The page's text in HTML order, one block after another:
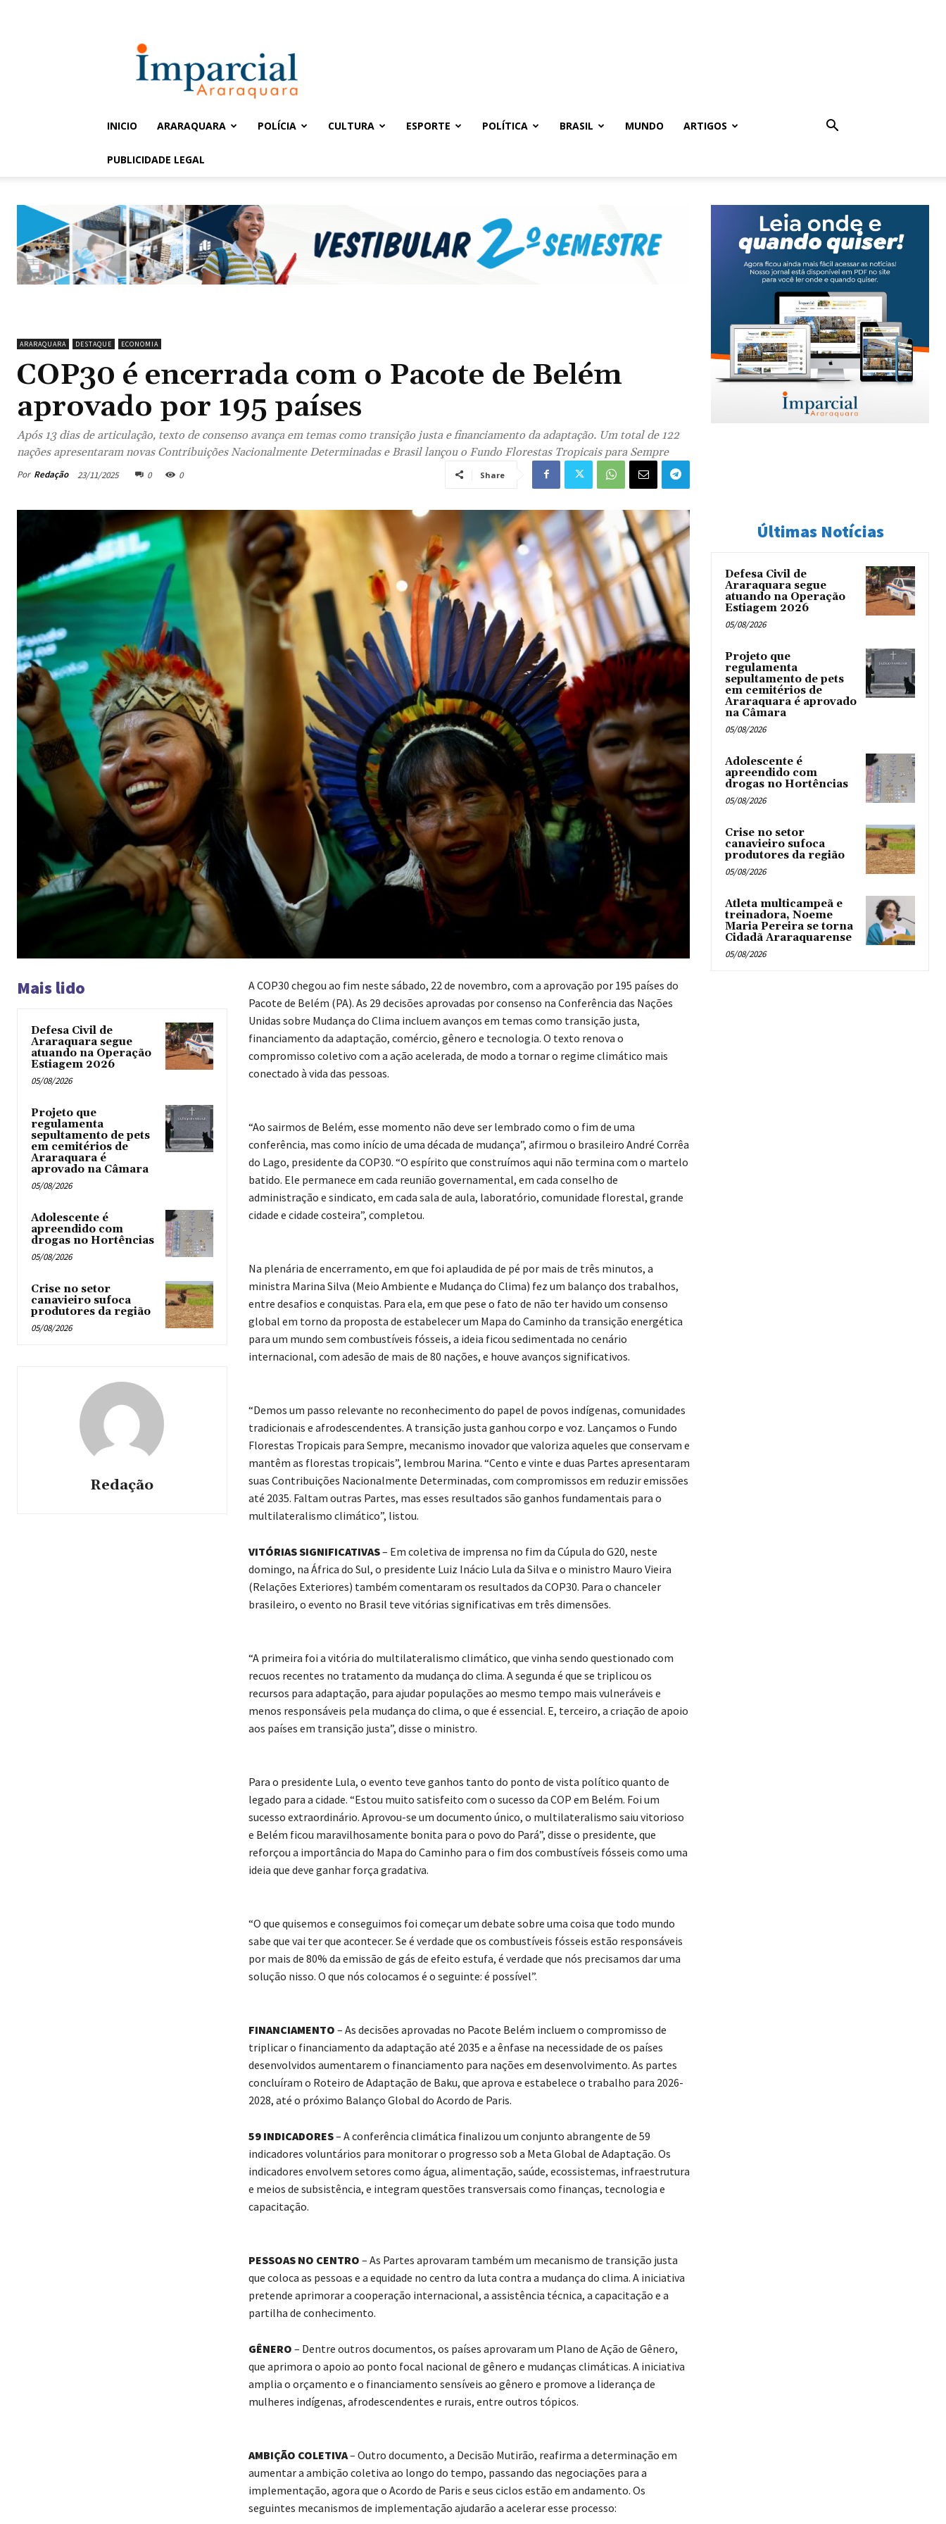
Imparcial
INICIO ARARAQUARA POLÍCIA CULTURA ESPORTE POLÍTICA BRASIL MUNDO ARTIGOS
PUBLICIDADE LEGAL
ARARAQUARA DESTAQUE ECONOMIA
COP30 é encerrada com o Pacote de Belém
aprovado por 195 países
Após 13 dias de articulação, texto de consenso avança em temas como transição justa e financiamento da adaptação. Um total de 122
nações apresentaram novas Contribuições Nacionalmente Determinadas e Brasil lançou o Fundo Florestas Tropicais para Sempre
Por Redação 23/11/2025 0 0 Share
Mais lido
Defesa Civil de
Araraquara segue
atuando na Operação
Estiagem 2026
05/08/2026
Projeto que
regulamenta
sepultamento de pets
em cemitérios de
Araraquara é
aprovado na Câmara
05/08/2026
Adolescente é
apreendido com
drogas no Hortências ‎
05/08/2026
Crise no setor
canavieiro sufoca
produtores da região
05/08/2026
Redação
A COP30 chegou ao fim neste sábado, 22 de novembro, com a aprovação por 195 países do
Pacote de Belém (PA). As 29 decisões aprovadas por consenso na Conferência das Nações
Unidas sobre Mudança do Clima incluem avanços em temas como transição justa,
financiamento da adaptação, comércio, gênero e tecnologia. O texto renova o
compromisso coletivo com a ação acelerada, de modo a tornar o regime climático mais
conectado à vida das pessoas.
“Ao sairmos de Belém, esse momento não deve ser lembrado como o fim de uma
conferência, mas como início de uma década de mudança”, afirmou o brasileiro André Corrêa
do Lago, presidente da COP30. “O espírito que construímos aqui não termina com o martelo
batido. Ele permanece em cada reunião governamental, em cada conselho de
administração e sindicato, em cada sala de aula, laboratório, comunidade florestal, grande
cidade e cidade costeira”, completou.
Na plenária de encerramento, em que foi aplaudida de pé por mais de três minutos, a
ministra Marina Silva (Meio Ambiente e Mudança do Clima) fez um balanço dos trabalhos,
entre desafios e conquistas. Para ela, em que pese o fato de não ter havido um consenso
global em torno da proposta de estabelecer um Mapa do Caminho da transição energética
para um mundo sem combustíveis fósseis, a ideia ficou sedimentada no cenário
internacional, com adesão de mais de 80 nações, e houve avanços significativos.
“Demos um passo relevante no reconhecimento do papel de povos indígenas, comunidades
tradicionais e afrodescendentes. A transição justa ganhou corpo e voz. Lançamos o Fundo
Florestas Tropicais para Sempre, mecanismo inovador que valoriza aqueles que conservam e
mantêm as florestas tropicais”, lembrou Marina. “Cento e vinte e duas Partes apresentaram
suas Contribuições Nacionalmente Determinadas, com compromissos em reduzir emissões
até 2035. Faltam outras Partes, mas esses resultados são ganhos fundamentais para o
multilateralismo climático”, listou.
VITÓRIAS SIGNIFICATIVAS– Em coletiva de imprensa no fim da Cúpula do G20, neste
domingo, na África do Sul, o presidente Luiz Inácio Lula da Silva e o ministro Mauro Vieira
(Relações Exteriores) também comentaram os resultados da COP30. Para o chanceler
brasileiro, o evento no Brasil teve vitórias significativas em três dimensões.
“A primeira foi a vitória do multilateralismo climático, que vinha sendo questionado com
recuos recentes no tratamento da mudança do clima. A segunda é que se triplicou os
recursos para adaptação, para ajudar populações ao mesmo tempo mais vulneráveis e
menos responsáveis pela mudança do clima, o que é essencial. E, terceiro, a criação de apoio
aos países em transição justa”, disse o ministro.
Para o presidente Lula, o evento teve ganhos tanto do ponto de vista político quanto de
legado para a cidade. “Estou muito satisfeito com o sucesso da COP em Belém. Foi um
sucesso extraordinário. Aprovou-se um documento único, o multilateralismo saiu vitorioso
e Belém ficou maravilhosamente bonita para o povo do Pará”, disse o presidente, que
reforçou a importância do Mapa do Caminho para o fim dos combustíveis fósseis como uma
ideia que deve ganhar força gradativa.
“O que quisemos e conseguimos foi começar um debate sobre uma coisa que todo mundo
sabe que vai ter que acontecer. Se é verdade que os combustíveis fósseis estão responsáveis
por mais de 80% da emissão de gás de efeito estufa, é verdade que nós precisamos dar uma
solução nisso. O que nós colocamos é o seguinte: é possível”.
FINANCIAMENTO – As decisões aprovadas no Pacote Belém incluem o compromisso de
triplicar o financiamento da adaptação até 2035 e a ênfase na necessidade de os países
desenvolvidos aumentarem o financiamento para nações em desenvolvimento. As partes
concluíram o Roteiro de Adaptação de Baku, que aprova e estabelece o trabalho para 2026-
2028, até o próximo Balanço Global do Acordo de Paris.
59 INDICADORES– A conferência climática finalizou um conjunto abrangente de 59
indicadores voluntários para monitorar o progresso sob a Meta Global de Adaptação. Os
indicadores envolvem setores como água, alimentação, saúde, ecossistemas, infraestrutura
e meios de subsistência, e integram questões transversais como finanças, tecnologia e
capacitação.
PESSOAS NO CENTRO – As Partes aprovaram também um mecanismo de transição justa
que coloca as pessoas e a equidade no centro da luta contra a mudança do clima. A iniciativa
pretende aprimorar a cooperação internacional, a assistência técnica, a capacitação e a
partilha de conhecimento.
GÊNERO – Dentre outros documentos, os países aprovaram um Plano de Ação de Gênero,
que aprimora o apoio ao ponto focal nacional de gênero e mudanças climáticas. A iniciativa
amplia o orçamento e o financiamento sensíveis ao gênero e promove a liderança de
mulheres indígenas, afrodescendentes e rurais, entre outros tópicos.
AMBIÇÃO COLETIVA– Outro documento, a Decisão Mutirão, reafirma a determinação em
aumentar a ambição coletiva ao longo do tempo, passando das negociações para a
implementação, agora que o Acordo de Paris e seus ciclos estão em andamento. Os
seguintes mecanismos de implementação ajudarão a acelerar esse processo:
Últimas Notícias
Defesa Civil de
Araraquara segue
atuando na Operação
Estiagem 2026
05/08/2026
Projeto que
regulamenta
sepultamento de pets
em cemitérios de
Araraquara é aprovado
na Câmara
05/08/2026
Adolescente é
apreendido com
drogas no Hortências ‎
05/08/2026
Crise no setor
canavieiro sufoca
produtores da região
05/08/2026
Atleta multicampeã e
treinadora, Noeme
Maria Pereira se torna
Cidadã Araraquarense
05/08/2026